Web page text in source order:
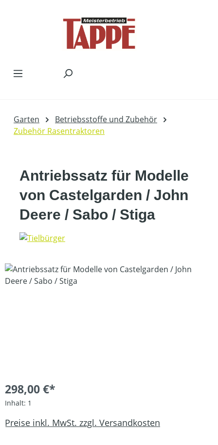
Garten
Betriebsstoffe und Zubehör
Zubehör Rasentraktoren
Antriebssatz für Modelle
von Castelgarden / John
Deere / Sabo / Stiga
Bildergalerie überspringen
298,00 €*
Inhalt: 1
Preise inkl. MwSt. zzgl. Versandkosten